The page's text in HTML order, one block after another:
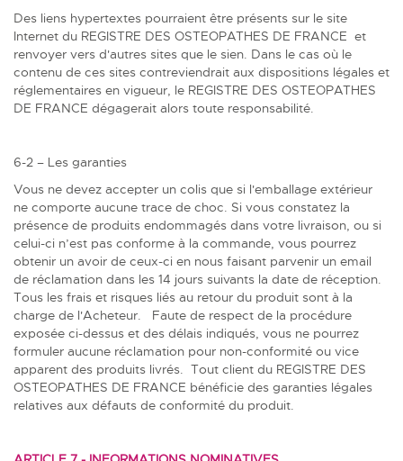
Des liens hypertextes pourraient être présents sur le site
Internet du REGISTRE DES OSTEOPATHES DE FRANCE et
renvoyer vers d'autres sites que le sien. Dans le cas où le
contenu de ces sites contreviendrait aux dispositions légales et
réglementaires en vigueur, le REGISTRE DES OSTEOPATHES
DE FRANCE dégagerait alors toute responsabilité.
6-2 – Les garanties
Vous ne devez accepter un colis que si l'emballage extérieur
ne comporte aucune trace de choc. Si vous constatez la
présence de produits endommagés dans votre livraison, ou si
celui-ci n’est pas conforme à la commande, vous pourrez
obtenir un avoir de ceux-ci en nous faisant parvenir un email
de réclamation dans les 14 jours suivants la date de réception.
Tous les frais et risques liés au retour du produit sont à la
charge de l'Acheteur. Faute de respect de la procédure
exposée ci-dessus et des délais indiqués, vous ne pourrez
formuler aucune réclamation pour non-conformité ou vice
apparent des produits livrés. Tout client du REGISTRE DES
OSTEOPATHES DE FRANCE bénéficie des garanties légales
relatives aux défauts de conformité du produit.